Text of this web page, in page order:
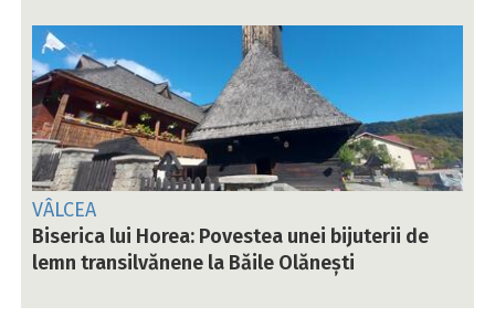
VÂLCEA
Biserica lui Horea: Povestea unei bijuterii de
lemn transilvănene la Băile Olănești